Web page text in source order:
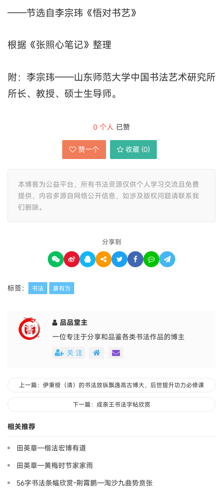
——节选自李宗玮《悟对书艺》
根据《张照心笔记》整理
附：李宗玮——山东师范大学中国书法艺术研究所
所长、教授、硕士生导师。
0 个人 已赞
赞一个 收藏 (0)
本博客为公益平台，所有书法资源仅供个人学习交流且免费
提供，内容多源自网络公开信息，如涉及版权问题请联系我
们删除。
分享到
标签： 书法 康有为
品品堂主
一位专注于分享和品鉴各类书法作品的博主
关 注
上一篇：伊秉绶（清）的书法放纵飘逸高古博大，后世提升功力必修课
下一篇：成亲王书法字帖欣赏
相关推荐
田英章—楷法宏博有道
田英章—黄梅时节家家雨
56字书法条幅欣赏-荆霄鹏—淘沙九曲势贲张